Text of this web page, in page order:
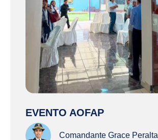
EVENTO AOFAP
Comandante Grace Peralta